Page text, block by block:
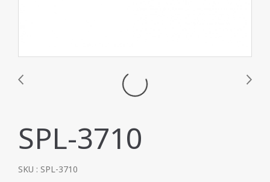
SPL-3710
SKU : SPL-3710